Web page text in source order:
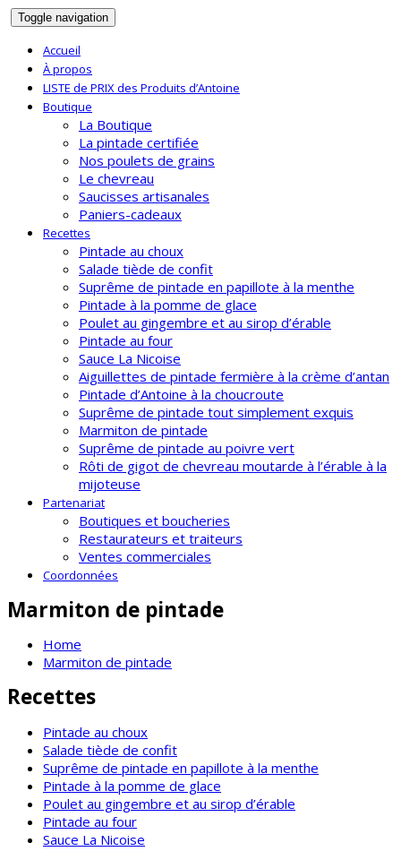
Toggle navigation
Accueil
À propos
LISTE de PRIX des Produits d’Antoine
Boutique
La Boutique
La pintade certifiée
Nos poulets de grains
Le chevreau
Saucisses artisanales
Paniers-cadeaux
Recettes
Pintade au choux
Salade tiède de confit
Suprême de pintade en papillote à la menthe
Pintade à la pomme de glace
Poulet au gingembre et au sirop d’érable
Pintade au four
Sauce La Nicoise
Aiguillettes de pintade fermière à la crème d’antan
Pintade d’Antoine à la choucroute
Suprême de pintade tout simplement exquis
Marmiton de pintade
Suprême de pintade au poivre vert
Rôti de gigot de chevreau moutarde à l’érable à la
mijoteuse
Partenariat
Boutiques et boucheries
Restaurateurs et traiteurs
Ventes commerciales
Coordonnées
Marmiton de pintade
Home
Marmiton de pintade
Recettes
Pintade au choux
Salade tiède de confit
Suprême de pintade en papillote à la menthe
Pintade à la pomme de glace
Poulet au gingembre et au sirop d’érable
Pintade au four
Sauce La Nicoise